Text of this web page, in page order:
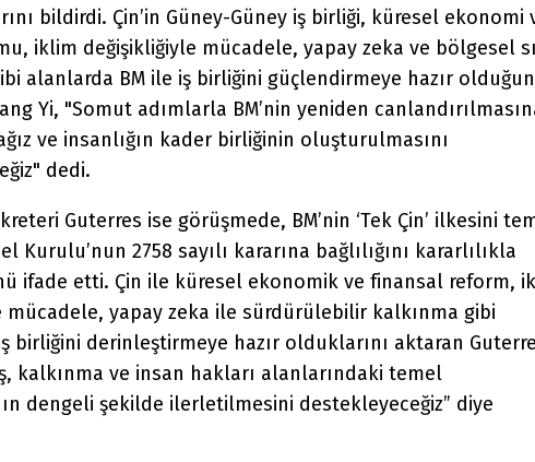
bildirdi. Çin’in Güney-Güney iş birliği, küresel ekonomi
iklim değişikliğiyle mücadele, yapay zeka ve bölgesel
alanlarda BM ile iş birliğini güçlendirmeye hazır
Yi, "Somut adımlarla BM’nin yeniden
ve insanlığın kader birliğinin oluşturulmasını
dedi.
Guterres ise görüşmede, BM’nin ‘Tek Çin’ ilkesini
Kurulu’nun 2758 sayılı kararına bağlılığını kararlılıkla
ifade etti. Çin ile küresel ekonomik ve finansal reform,
mücadele, yapay zeka ile sürdürülebilir kalkınma gibi
birliğini derinleştirmeye hazır olduklarını aktaran
kalkınma ve insan hakları alanlarındaki temel
dengeli şekilde ilerletilmesini destekleyeceğiz” diye